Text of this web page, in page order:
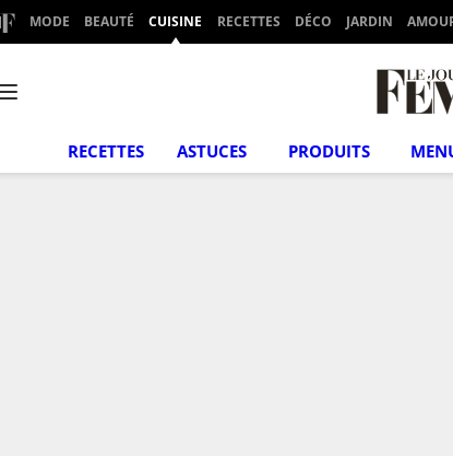
MODE BEAUTÉ CUISINE RECETTES DÉCO JARDIN
RECETTES ASTUCES PRODUITS